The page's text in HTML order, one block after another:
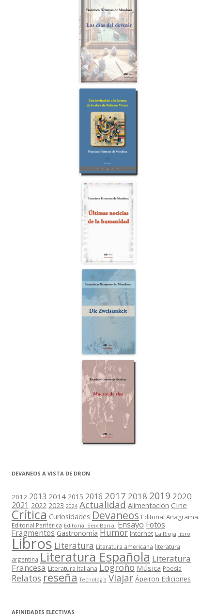
DEVANEOS A VISTA DE DRON
2012 2013 2014 2015 2016 2017 2018 2019 2020
2021 2022 2023 2024 Actualidad Alimentación Cine
Crítica Curiosidades Devaneos Editorial Anagrama
Editorial Periférica Editorial Seix Barral Ensayo Fotos
Fragmentos Gastronomía Humor Internet La Rioja libro
Libros Literatura Literatura americana literatura
argentina Literatura Española Literatura
Francesa Literatura Italiana Logroño Música Poesía
Relatos reseña Tecnología Viajar Ápeiron Ediciones
AFINIDADES ELECTIVAS